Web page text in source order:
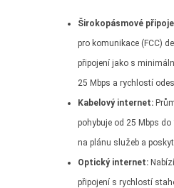
Širokopásmové
pro komunikace (FCC)
připojení jako s
25 Mbps a rychlostí
Kabelový internet:
pohybuje od 25 Mbps
na plánu služeb a
Optický internet:
připojení s rychlostí